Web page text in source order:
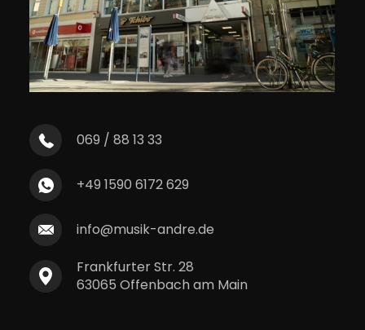
069 / 88 13 33
+49 1590 6172 629
info@musik-andre.de
Frankfurter Str. 28
63065 Offenbach am Main